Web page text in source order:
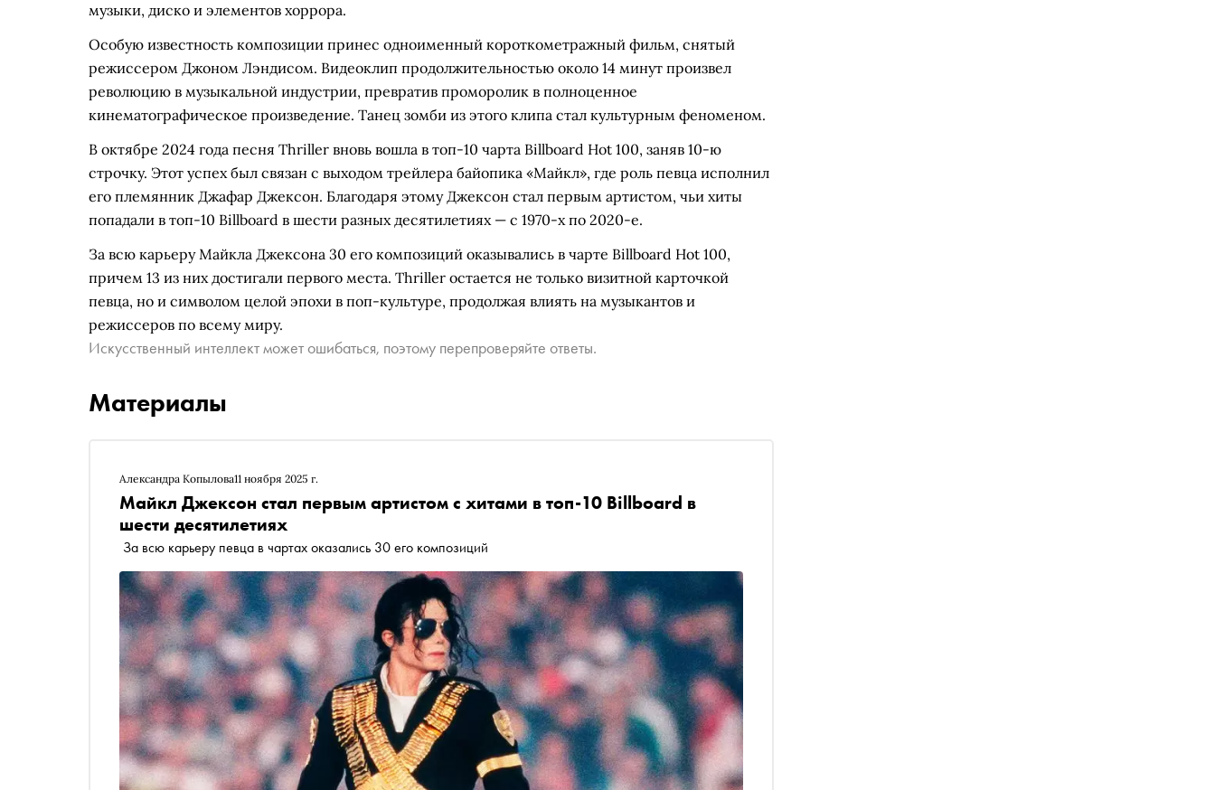
музыки, диско и элементов хоррора.
Особую известность композиции принес одноименный короткометражный фильм, снятый
режиссером Джоном Лэндисом. Видеоклип продолжительностью около 14 минут произвел
революцию в музыкальной индустрии, превратив проморолик в полноценное
кинематографическое произведение. Танец зомби из этого клипа стал культурным феноменом.
В октябре 2024 года песня Thriller вновь вошла в топ-10 чарта Billboard Hot 100, заняв 10-ю
строчку. Этот успех был связан с выходом трейлера байопика «Майкл», где роль певца исполнил
его племянник Джафар Джексон. Благодаря этому Джексон стал первым артистом, чьи хиты
попадали в топ-10 Billboard в шести разных десятилетиях — с 1970-х по 2020-е.
За всю карьеру Майкла Джексона 30 его композиций оказывались в чарте Billboard Hot 100,
причем 13 из них достигали первого места. Thriller остается не только визитной карточкой
певца, но и символом целой эпохи в поп-культуре, продолжая влиять на музыкантов и
режиссеров по всему миру.
Искусственный интеллект может ошибаться, поэтому перепроверяйте ответы.
Материалы
Александра Копылова11 ноября 2025 г.
Майкл Джексон стал первым артистом с хитами в топ-10 Billboard в
шести десятилетиях
За всю карьеру певца в чартах оказались 30 его композиций